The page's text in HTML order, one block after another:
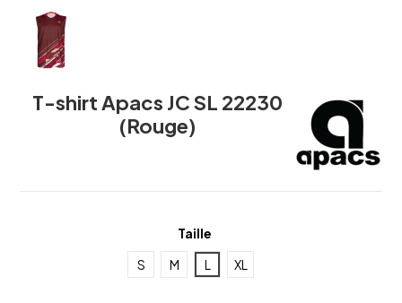
T-shirt Apacs JC SL 22230
(Rouge)
Taille
S
M L XL